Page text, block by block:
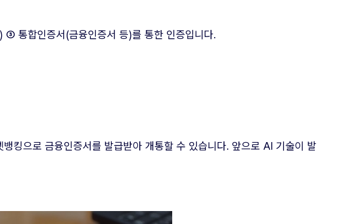
통합인증서(금융인증서 등)를 통한 인증입니다.
킹으로 금융인증서를 발급받아 개통할 수 있습니다. 앞으로 AI 기술이 발